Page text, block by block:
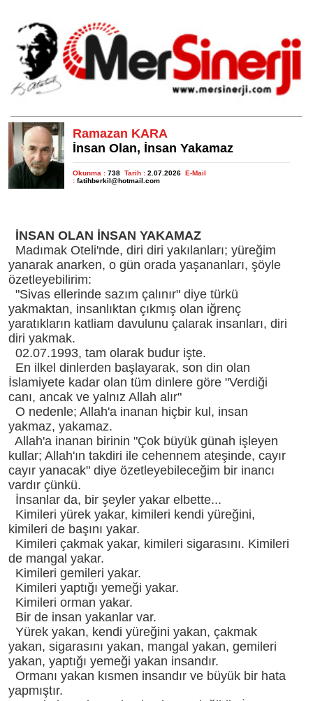
Ramazan KARA
İnsan Olan, İnsan Yakamaz
Okunma : 738 Tarih : 2.07.2026 E-Mail
: fatihberkil@hotmail.com
İNSAN OLAN İNSAN YAKAMAZ
Madımak Oteli'nde, diri diri yakılanları; yüreğim
yanarak anarken, o gün orada yaşananları, şöyle
özetleyebilirim:
"Sivas ellerinde sazım çalınır" diye türkü
yakmaktan, insanlıktan çıkmış olan iğrenç
yaratıkların katliam davulunu çalarak insanları, diri
diri yakmak.
02.07.1993, tam olarak budur işte.
En ilkel dinlerden başlayarak, son din olan
İslamiyete kadar olan tüm dinlere göre "Verdiği
canı, ancak ve yalnız Allah alır"
O nedenle; Allah'a inanan hiçbir kul, insan
yakmaz, yakamaz.
Allah'a inanan birinin "Çok büyük günah işleyen
kullar; Allah'ın takdiri ile cehennem ateşinde, cayır
cayır yanacak" diye özetleyebileceğim bir inancı
vardır çünkü.
İnsanlar da, bir şeyler yakar elbette...
Kimileri yürek yakar, kimileri kendi yüreğini,
kimileri de başını yakar.
Kimileri çakmak yakar, kimileri sigarasını. Kimileri
de mangal yakar.
Kimileri gemileri yakar.
Kimileri yaptığı yemeği yakar.
Kimileri orman yakar.
Bir de insan yakanlar var.
Yürek yakan, kendi yüreğini yakan, çakmak
yakan, sigarasını yakan, mangal yakan, gemileri
yakan, yaptığı yemeği yakan insandır.
Ormanı yakan kısmen insandır ve büyük bir hata
yapmıştır.